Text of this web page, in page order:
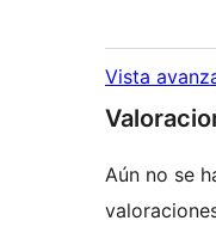
Vista
Aún no se